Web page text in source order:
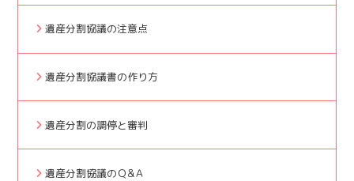
遺産分割協議の注意点
遺産分割協議書の作り方
遺産分割の調停と審判
遺産分割協議のＱ&Ａ